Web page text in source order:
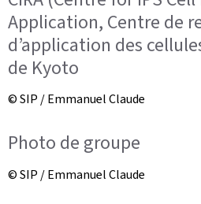
Application, Centre de
d’application des
de Kyoto
© SIP / Emmanuel Claude
Photo de groupe
© SIP / Emmanuel Claude